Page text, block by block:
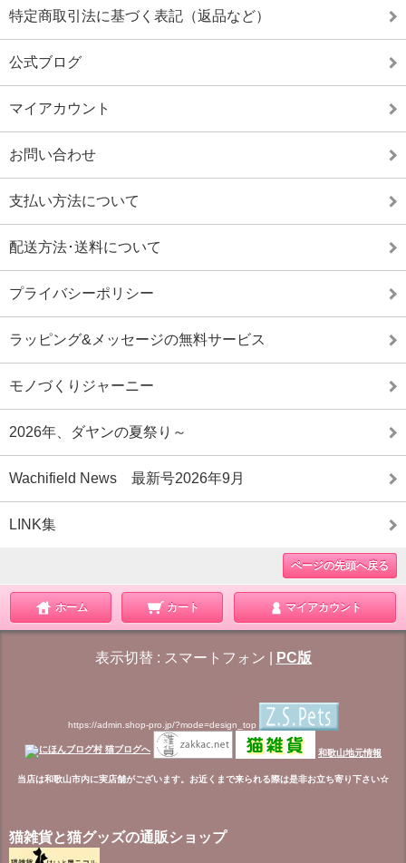
特定商取引法に基づく表記（返品など）
公式ブログ
マイアカウント
お問い合わせ
支払い方法について
配送方法･送料について
プライバシーポリシー
ラッピング&メッセージの無料サービス
モノづくりジャーニー
2026年、ダヤンの夏祭り～
Wachifield News 最新号2026年9月
LINK集
ページの先頭へ戻る
ホーム カート マイアカウント
表示切替 : スマートフォン PC版
https://admin.shop-pro.jp/?mode=design_top
和歌山地元情報
当店は和歌山市内に実店舗がございます。お近くまで来られる際は是非お立ち寄り下さい☆
猫雑貨と猫グッズの通販ショップ